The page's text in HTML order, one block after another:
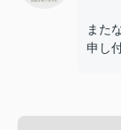
また
申し